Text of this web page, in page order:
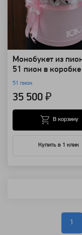
Монобукет из
51 пион в коробке
51 пион
35 500 ₽
Купить в 1 клик
В корзину
1